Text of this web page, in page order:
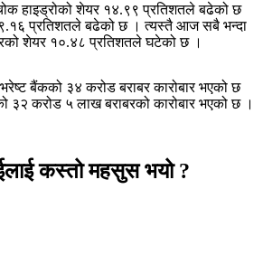
हाइड्रोको शेयर १४.९९ प्रतिशतले बढेको छ
९.१६ प्रतिशतले बढेको छ । त्यस्तै आज सबै भन्दा
शेयर १०.४८ प्रतिशतले घटेको छ ।
बैंकको ३४ करोड बराबर कारोबार भएको छ
३२ करोड ५ लाख बराबरको कारोबार भएको छ ।
कस्तो महसुस भयो ?